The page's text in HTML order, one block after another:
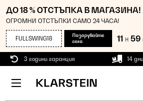
ДО 18 % ОТСТЪПКА В МАГАЗИНА!
ОГРОМНИ ОТСТЪПКИ САМО 24 ЧАСА!
FULLSWING18
Пазарувайте
сега
11 H 59
3 години гаранция 14